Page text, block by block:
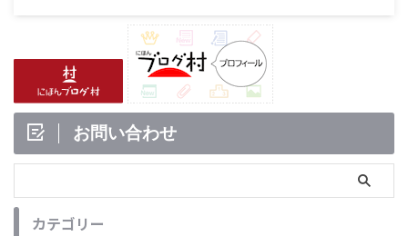
お問い合わせ
カテゴリー